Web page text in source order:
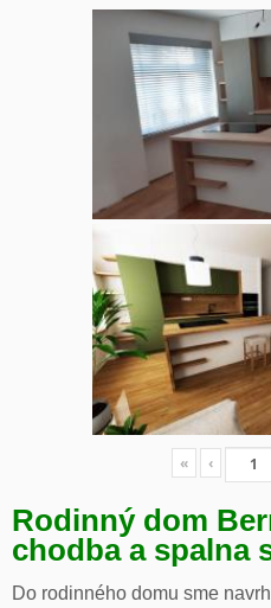
« ‹
Rodinný dom
chodba a spalna
Do rodinného domu sme